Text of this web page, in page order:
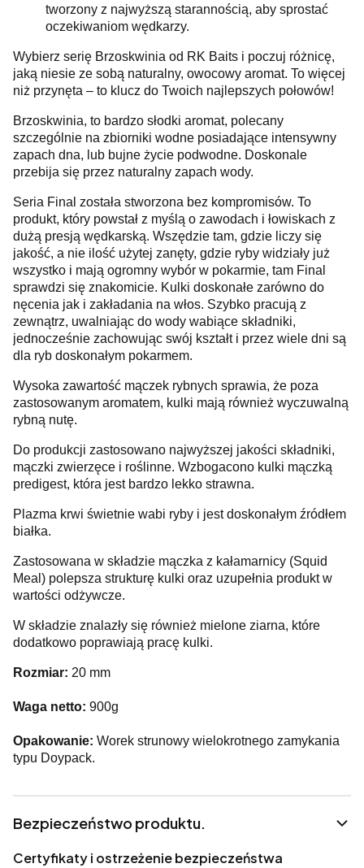
tworzony z najwyższą starannością, aby sprostać
oczekiwaniom wędkarzy.
Wybierz serię Brzoskwinia od RK Baits i poczuj różnicę,
jaką niesie ze sobą naturalny, owocowy aromat. To więcej
niż przynęta – to klucz do Twoich najlepszych połowów!
Brzoskwinia, to bardzo słodki aromat, polecany
szczególnie na zbiorniki wodne posiadające intensywny
zapach dna, lub bujne życie podwodne. Doskonale
przebija się przez naturalny zapach wody.
Seria Final została stworzona bez kompromisów. To
produkt, który powstał z myślą o zawodach i łowiskach z
dużą presją wędkarską. Wszędzie tam, gdzie liczy się
jakość, a nie ilość użytej zanęty, gdzie ryby widziały już
wszystko i mają ogromny wybór w pokarmie, tam Final
sprawdzi się znakomicie. Kulki doskonałe zarówno do
nęcenia jak i zakładania na włos. Szybko pracują z
zewnątrz, uwalniając do wody wabiące składniki,
jednocześnie zachowując swój kształt i przez wiele dni są
dla ryb doskonałym pokarmem.
Wysoka zawartość mączek rybnych sprawia, że poza
zastosowanym aromatem, kulki mają również wyczuwalną
rybną nutę.
Do produkcji zastosowano najwyższej jakości składniki,
mączki zwierzęce i roślinne. Wzbogacono kulki mączką
predigest, która jest bardzo lekko strawna.
Plazma krwi świetnie wabi ryby i jest doskonałym źródłem
białka.
Zastosowana w składzie mączka z kałamarnicy (Squid
Meal) polepsza strukturę kulki oraz uzupełnia produkt w
wartości odżywcze.
W składzie znalazły się również mielone ziarna, które
dodatkowo poprawiają pracę kulki.
Rozmiar: 20 mm
Waga netto: 900g
Opakowanie: Worek strunowy wielokrotnego zamykania
typu Doypack.
Bezpieczeństwo produktu.
Certyfikaty i ostrzeżenie bezpieczeństwa